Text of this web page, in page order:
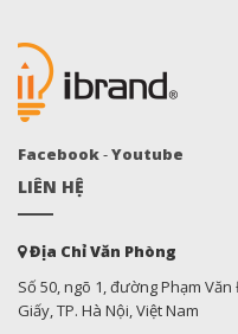
Facebook-Youtube
LIÊN HỆ
Địa Chỉ Văn Phòng
Số 50, ngõ 1, đường Phạm
Giấy, TP. Hà Nội, Việt Nam